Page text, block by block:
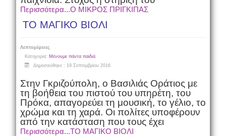
Περισσότερα...Ο ΜΙΚΡΟΣ ΠΡΙΓΚΙΠΑΣ
ΤΟ ΜΑΓΙΚΟ ΒΙΟΛΙ
Λεπτομέρειες
Κατηγορία: Μένουμε πάντα παιδιά
Δημοσιεύθηκε : 19 Σεπτεμβρίου 2016
Στην Γκριζούπολη, ο Βασιλιάς Οράτιος με
τη βοήθεια του πιστού του υπηρέτη, του
Πρόκα, απαγορεύει τη μουσική, το γέλιο, το
χρώμα και τη χαρά. Οι πολίτες υποφέρουν
από την κατάσταση που τους έχει
Περισσότερα...ΤΟ ΜΑΓΙΚΟ ΒΙΟΛΙ